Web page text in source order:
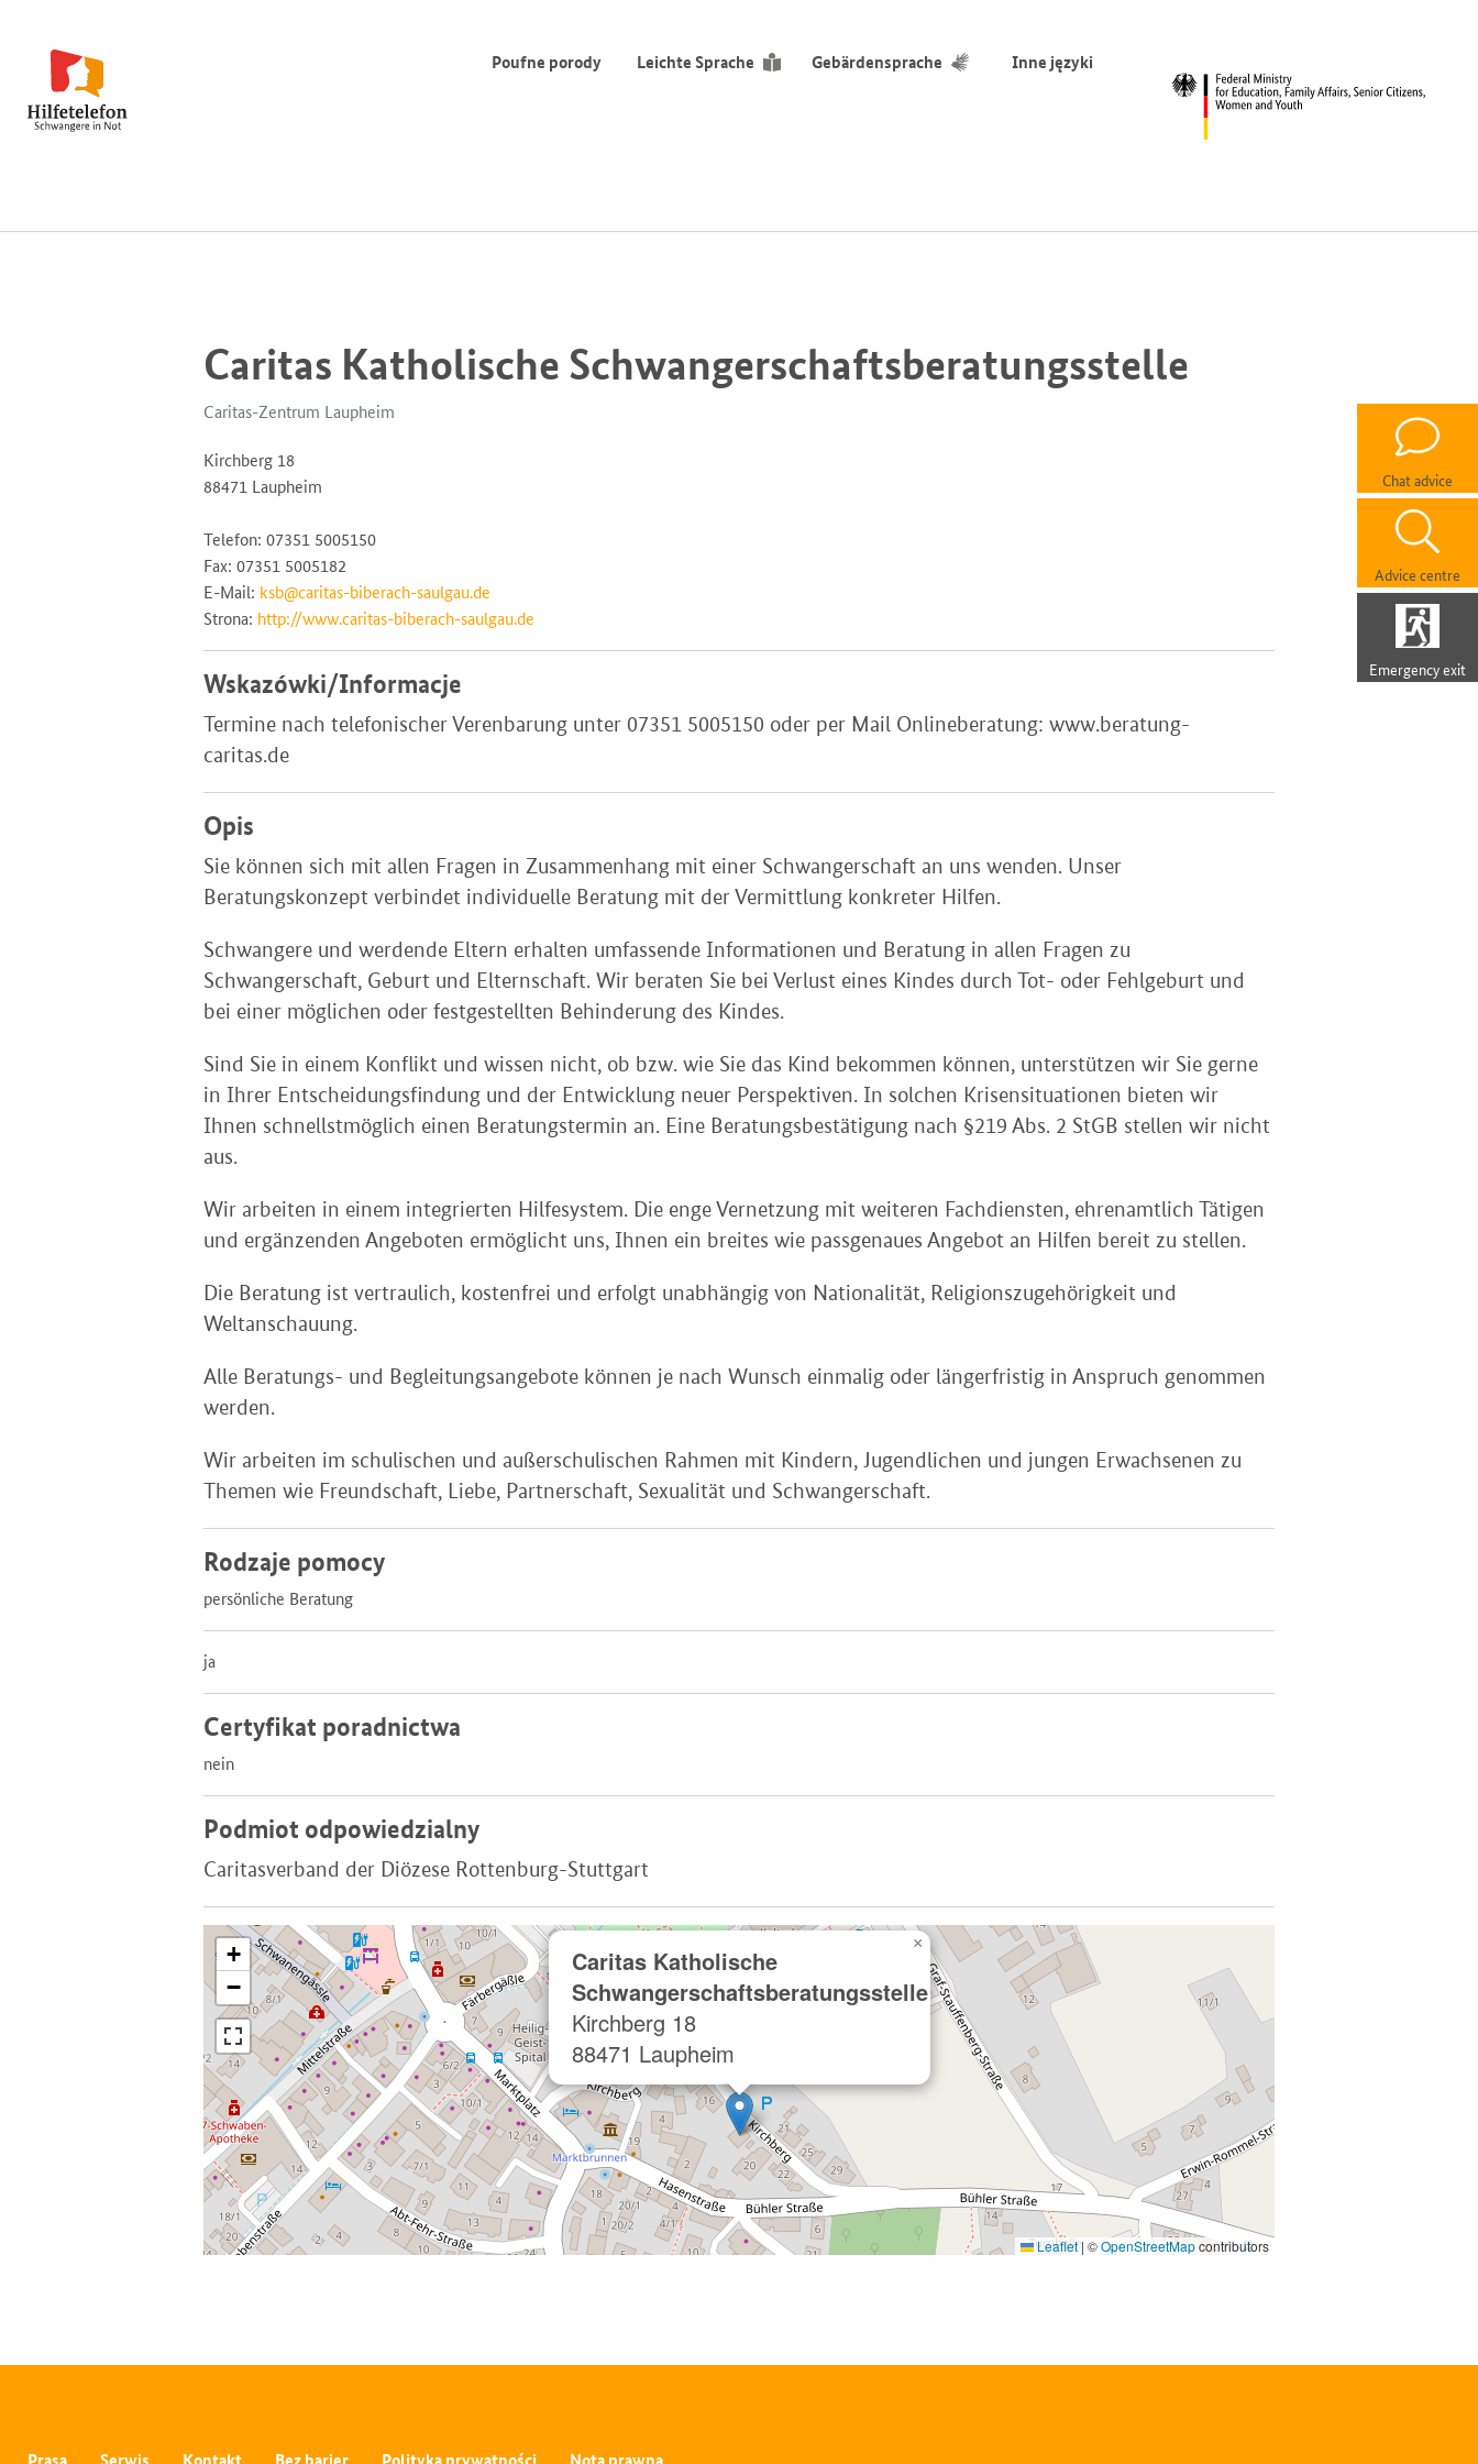
Poufne porody Leichte Sprache Gebärdensprache Inne języki
Chat advice
Advice centre
Emergency exit
Caritas Katholische Schwangerschaftsberatungsstelle
Caritas-Zentrum Laupheim
Kirchberg 18
88471 Laupheim
Telefon: 07351 5005150
Fax: 07351 5005182
E-Mail: ksb@caritas-biberach-saulgau.de
Strona: http://www.caritas-biberach-saulgau.de
Wskazówki/Informacje
Termine nach telefonischer Verenbarung unter 07351 5005150 oder per Mail Onlineberatung: www.beratung-
caritas.de
Opis
Sie können sich mit allen Fragen in Zusammenhang mit einer Schwangerschaft an uns wenden. Unser
Beratungskonzept verbindet individuelle Beratung mit der Vermittlung konkreter Hilfen.
Schwangere und werdende Eltern erhalten umfassende Informationen und Beratung in allen Fragen zu
Schwangerschaft, Geburt und Elternschaft. Wir beraten Sie bei Verlust eines Kindes durch Tot- oder Fehlgeburt und
bei einer möglichen oder festgestellten Behinderung des Kindes.
Sind Sie in einem Konflikt und wissen nicht, ob bzw. wie Sie das Kind bekommen können, unterstützen wir Sie gerne
in Ihrer Entscheidungsfindung und der Entwicklung neuer Perspektiven. In solchen Krisensituationen bieten wir
Ihnen schnellstmöglich einen Beratungstermin an. Eine Beratungsbestätigung nach §219 Abs. 2 StGB stellen wir nicht
aus.
Wir arbeiten in einem integrierten Hilfesystem. Die enge Vernetzung mit weiteren Fachdiensten, ehrenamtlich Tätigen
und ergänzenden Angeboten ermöglicht uns, Ihnen ein breites wie passgenaues Angebot an Hilfen bereit zu stellen.
Die Beratung ist vertraulich, kostenfrei und erfolgt unabhängig von Nationalität, Religionszugehörigkeit und
Weltanschauung.
Alle Beratungs- und Begleitungsangebote können je nach Wunsch einmalig oder längerfristig in Anspruch genommen
werden.
Wir arbeiten im schulischen und außerschulischen Rahmen mit Kindern, Jugendlichen und jungen Erwachsenen zu
Themen wie Freundschaft, Liebe, Partnerschaft, Sexualität und Schwangerschaft.
Rodzaje pomocy
persönliche Beratung
ja
Certyfikat poradnictwa
nein
Podmiot odpowiedzialny
Caritasverband der Diözese Rottenburg-Stuttgart
Caritas Katholische
Schwangerschaftsberatungsstelle
Kirchberg 18
88471 Laupheim
×
+
−
Leaflet | ©OpenStreetMapcontributors